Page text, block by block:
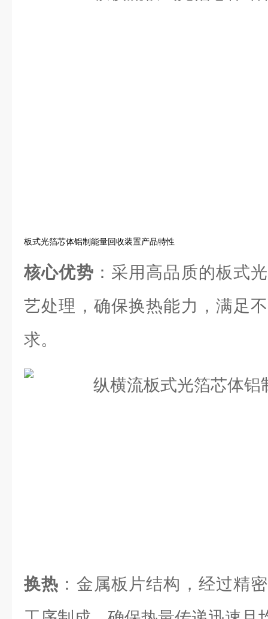
板式光箔芯体铝制能量回收装置产品特性
核心优势 ：采用高品质的板式
艺处理，确保换热能力，满足
求。
换热 ：金属板片结构，经过精